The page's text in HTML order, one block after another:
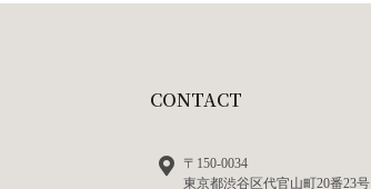
CONTACT
〒150-0034
東京都渋谷区代官山町20番23号